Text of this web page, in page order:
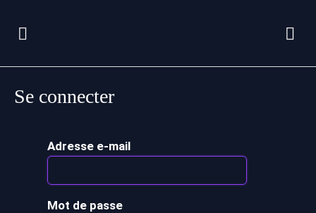
Se connecter
Adresse e-mail
Mot de passe